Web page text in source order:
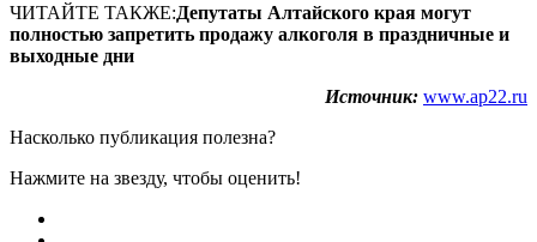
ЧИТАЙТЕ ТАКЖЕ:Депутаты Алтайского края могут
полностью запретить продажу алкоголя в праздничные и
выходные дни
Источник: www.ap22.ru
Насколько публикация полезна?
Нажмите на звезду, чтобы оценить!